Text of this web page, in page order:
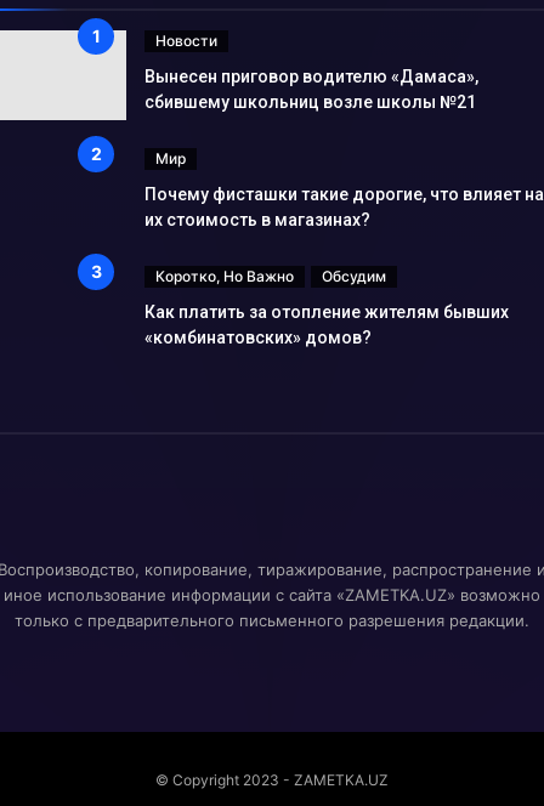
Новости
Вынесен приговор водителю «Дамаса»,
сбившему школьниц возле школы №21
Мир
Почему фисташки такие дорогие, что влияет на
их стоимость в магазинах?
Коротко, Но Важно Обсудим
Как платить за отопление жителям бывших
«комбинатовских» домов?
копирование, тиражирование, распространение
иное использование информации с сайта «ZAMETKA.UZ» возможно
только с предварительного письменного разрешения редакции.
© Copyright 2023 - ZAMETKA.UZ